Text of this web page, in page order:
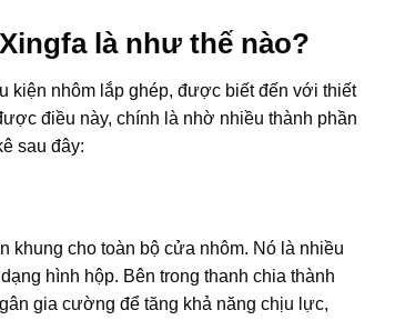
là như thế nào?
kiện nhôm lắp ghép, được biết đến với thiết
điều này, chính là nhờ nhiều thành phần
sau đây:
khung cho toàn bộ cửa nhôm. Nó là nhiều
hình hộp. Bên trong thanh chia thành
gia cường để tăng khả năng chịu lực,